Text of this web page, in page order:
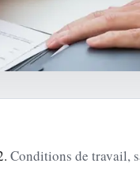
Conditions de travail,